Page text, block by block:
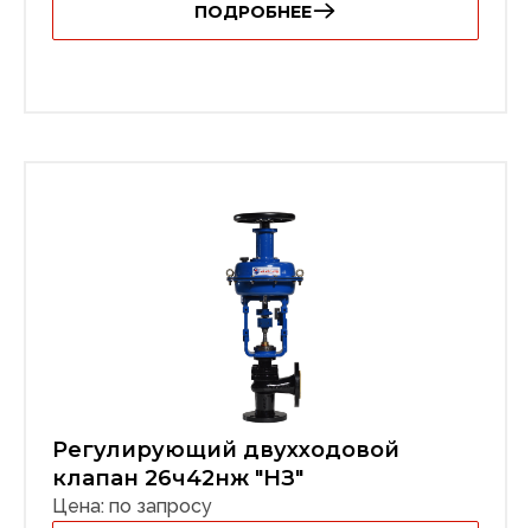
ПОДРОБНЕЕ
Регулирующий двухходовой
клапан 26ч42нж "НЗ"
Цена: по запросу